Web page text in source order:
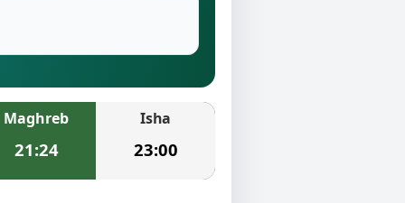
Maghreb
21:24
Isha
23:00